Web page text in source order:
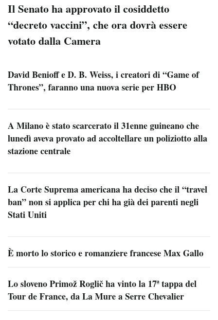
Il Senato ha approvato il cosiddetto
“decreto vaccini”, che ora dovrà essere
votato dalla Camera
David Benioff e D. B. Weiss, i creatori di “Game of
Thrones”, faranno una nuova serie per HBO
A Milano è stato scarcerato il 31enne guineano che
lunedì aveva provato ad accoltellare un poliziotto alla
stazione centrale
La Corte Suprema americana ha deciso che il “travel
ban” non si applica per chi ha già dei parenti negli
Stati Uniti
È morto lo storico e romanziere francese Max Gallo
Lo sloveno Primož Roglič ha vinto la 17ª tappa del
Tour de France, da La Mure a Serre Chevalier